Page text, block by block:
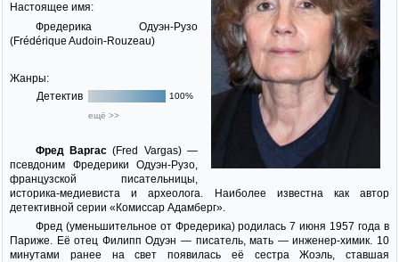
Настоящее имя:
Фредерика Одуэн-Рузо
(Frédérique Audoin-Rouzeau)
Жанры:
Детектив
100%
ещё >>
Фред Варгас (Fred Vargas) —
псевдоним Фредерики Одуэн-Рузо,
французской писательницы,
историка-медиевиста и археолога. Наиболее известна как автор
детективной серии «Комиссар Адамберг».
Фред (уменьшительное от Фредерика) родилась 7 июня 1957 года в
Париже. Её отец Филипп Одуэн — писатель, мать — инженер-химик. 10
минутами ранее на свет появилась её сестра Жоэль, ставшая